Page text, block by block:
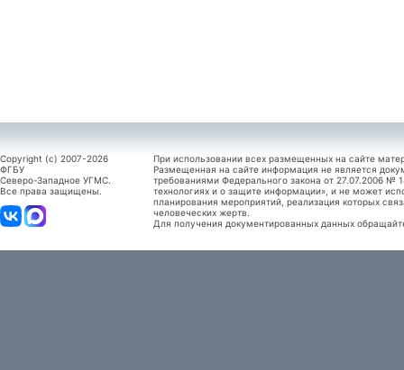
Copyright (c) 2007-2026
ФГБУ
Северо-Западное УГМС.
Все права защищены.
При использовании всех размещенных на сайте
Размещенная на сайте информация не является
требованиями Федерального закона от 27.07.2006
технологиях и о защите информации», и не может
планирования мероприятий, реализация которых
человеческих жертв.
Для получения документированных данных